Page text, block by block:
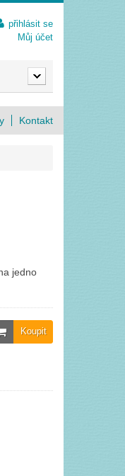
jedno
Koupit
Kontakt
přihlásit se
Můj účet